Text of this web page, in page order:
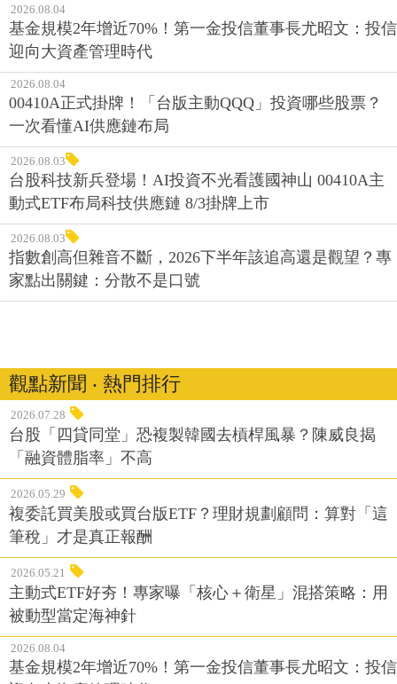
2026.08.04
基金規模2年增近70%！第一金投信董事長尤昭文：投信
迎向大資產管理時代
2026.08.04
00410A正式掛牌！「台版主動QQQ」投資哪些股票？
一次看懂AI供應鏈布局
2026.08.03
台股科技新兵登場！AI投資不光看護國神山 00410A主
動式ETF布局科技供應鏈 8/3掛牌上市
2026.08.03
指數創高但雜音不斷，2026下半年該追高還是觀望？專
家點出關鍵：分散不是口號
觀點新聞 ‧ 熱門排行
2026.07.28
台股「四貸同堂」恐複製韓國去槓桿風暴？陳威良揭
「融資體脂率」不高
2026.05.29
複委託買美股或買台版ETF？理財規劃顧問：算對「這
筆稅」才是真正報酬
2026.05.21
主動式ETF好夯！專家曝「核心＋衛星」混搭策略：用
被動型當定海神針
2026.08.04
基金規模2年增近70%！第一金投信董事長尤昭文：投信